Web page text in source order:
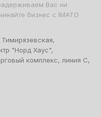
Вас ни
бизнес с IMATO
"Норд Хаус",
комплекс, линия С,